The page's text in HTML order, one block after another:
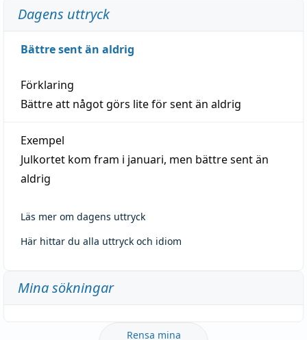
Dagens uttryck
Bättre sent än aldrig
Förklaring
Bättre att något görs lite för sent än aldrig
Exempel
Julkortet kom fram i januari, men bättre sent än
aldrig
Läs mer om dagens uttryck
Här hittar du alla uttryck och idiom
Mina sökningar
Rensa mina